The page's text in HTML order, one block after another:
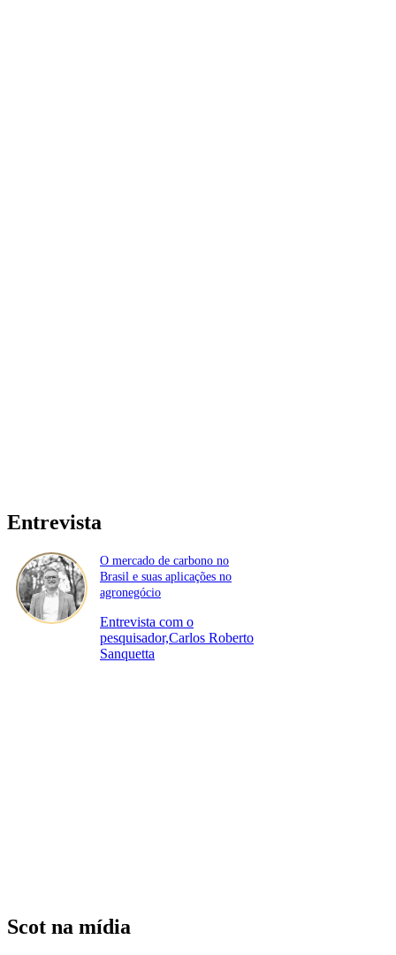
Entrevista
O mercado de carbono no
Brasil e suas aplicações no
agronegócio
Entrevista com o
pesquisador,Carlos Roberto
Sanquetta
Scot na mídia